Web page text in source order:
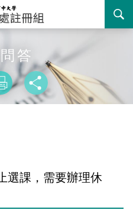
答
略過字型切
列印 分享
選課，需要辦理休